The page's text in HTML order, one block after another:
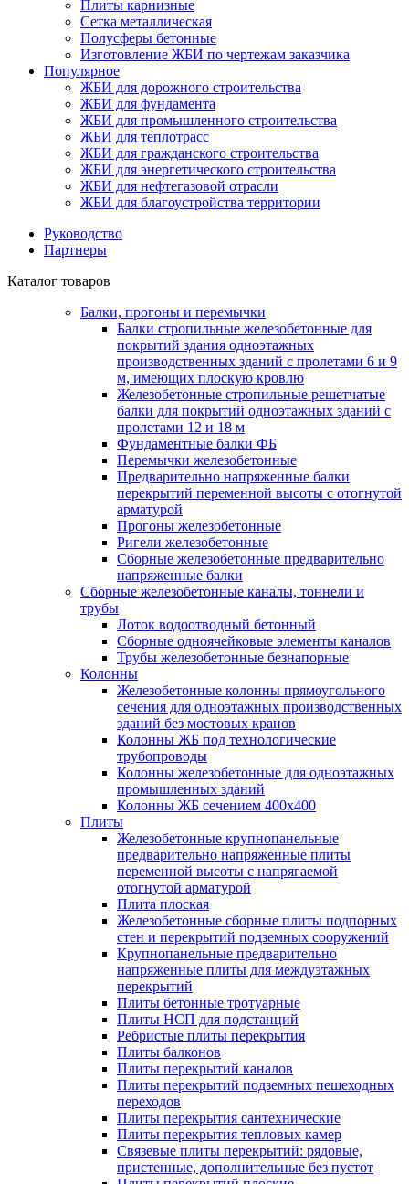
Плиты карнизные
Сетка металлическая
Полусферы бетонные
Изготовление ЖБИ по чертежам заказчика
Популярное
ЖБИ для дорожного строительства
ЖБИ для фундамента
ЖБИ для промышленного строительства
ЖБИ для теплотрасс
ЖБИ для гражданского строительства
ЖБИ для энергетического строительства
ЖБИ для нефтегазовой отрасли
ЖБИ для благоустройства территории
Руководство
Партнеры
Каталог товаров
Балки, прогоны и перемычки
Балки стропильные железобетонные для
покрытий здания одноэтажных
производственных зданий с пролетами 6 и 9
м, имеющих плоскую кровлю
Железобетонные стропильные решетчатые
балки для покрытий одноэтажных зданий с
пролетами 12 и 18 м
Фундаментные балки ФБ
Перемычки железобетонные
Предварительно напряженные балки
перекрытий переменной высоты с отогнутой
арматурой
Прогоны железобетонные
Ригели железобетонные
Сборные железобетонные предварительно
напряженные балки
Сборные железобетонные каналы, тоннели и
трубы
Лоток водоотводный бетонный
Сборные одноячейковые элементы каналов
Трубы железобетонные безнапорные
Колонны
Железобетонные колонны прямоугольного
сечения для одноэтажных производственных
зданий без мостовых кранов
Колонны ЖБ под технологические
трубопроводы
Колонны железобетонные для одноэтажных
промышленных зданий
Колонны ЖБ сечением 400х400
Плиты
Железобетонные крупнопанельные
предварительно напряженные плиты
переменной высоты с напрягаемой
отогнутой арматурой
Плита плоская
Железобетонные сборные плиты подпорных
стен и перекрытий подземных сооружений
Крупнопанельные предварительно
напряженные плиты для междуэтажных
перекрытий
Плиты бетонные тротуарные
Плиты НСП для подстанций
Ребристые плиты перекрытия
Плиты балконов
Плиты перекрытий каналов
Плиты перекрытий подземных пешеходных
переходов
Плиты перекрытия сантехнические
Плиты перекрытия тепловых камер
Связевые плиты перекрытий: рядовые,
пристенные, дополнительные без пустот